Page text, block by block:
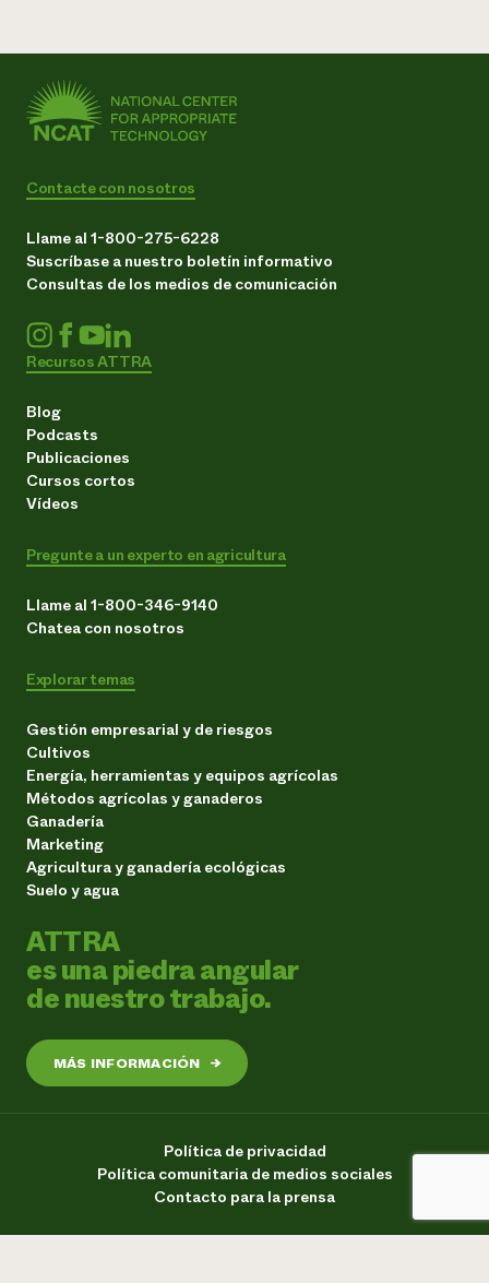
Contacte con nosotros
Llame al 1-800-275-6228
Suscríbase a nuestro boletín informativo
Consultas de los medios de comunicación
Recursos ATTRA
Blog
Podcasts
Publicaciones
Cursos cortos
Vídeos
Pregunte a un experto en agricultura
Llame al 1-800-346-9140
Chatea con nosotros
Explorar temas
Gestión empresarial y de riesgos
Cultivos
Energía, herramientas y equipos agrícolas
Métodos agrícolas y ganaderos
Ganadería
Marketing
Agricultura y ganadería ecológicas
Suelo y agua
ATTRA
es una piedra angular
de nuestro trabajo.
MÁS INFORMACIÓN →
Política de privacidad
Política comunitaria de medios sociales
Contacto para la prensa